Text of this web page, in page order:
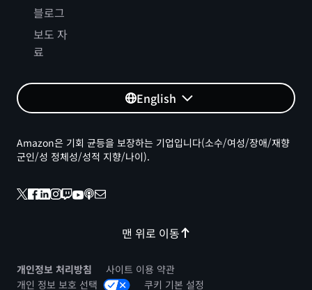
블로그
보도 자
료
English
맨 위로 이동
Amazon은 기회 균등을 보장하는 기업입니다(소수/여성/장애/재향
군인/성 정체성/성적 지향/나이).
개인정보 처리방침
사이트 이용 약관
개인 정보 보호 선택
쿠키 기본 설정